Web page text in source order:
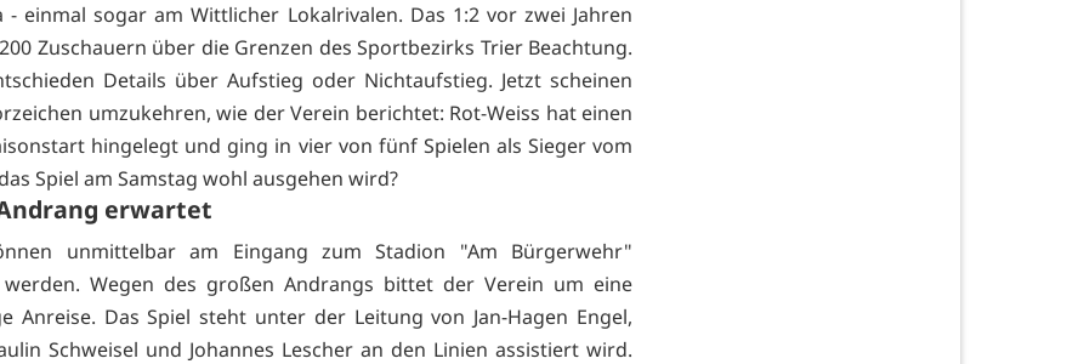
- einmal sogar am Wittlicher Lokalrivalen. Das 1:2 vor zwei Jahren
Zuschauern über die Grenzen des Sportbezirks Trier Beachtung.
Details über Aufstieg oder Nichtaufstieg. Jetzt scheinen
umzukehren, wie der Verein berichtet: Rot-Weiss hat einen
hingelegt und ging in vier von fünf Spielen als Sieger vom
Spiel am Samstag wohl ausgehen wird?
erwartet
unmittelbar am Eingang zum Stadion "Am Bürgerwehr"
Wegen des großen Andrangs bittet der Verein um eine
Anreise. Das Spiel steht unter der Leitung von Jan-Hagen Engel,
Schweisel und Johannes Lescher an den Linien assistiert wird.